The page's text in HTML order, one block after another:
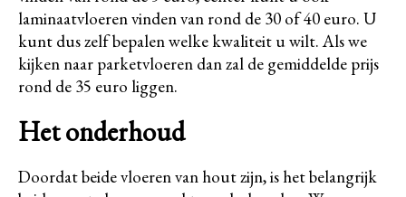
laminaatvloeren vinden van rond de 30 of 40 euro. U
kunt dus zelf bepalen welke kwaliteit u wilt. Als we
kijken naar parketvloeren dan zal de gemiddelde prijs
rond de 35 euro liggen.
Het onderhoud
Doordat beide vloeren van hout zijn, is het belangrijk